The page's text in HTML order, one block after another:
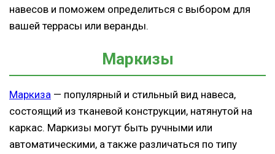
навесов и поможем определиться с выбором для
вашей террасы или веранды.
Маркизы
Маркиза — популярный и стильный вид навеса,
состоящий из тканевой конструкции, натянутой на
каркас. Маркизы могут быть ручными или
автоматическими, а также различаться по типу